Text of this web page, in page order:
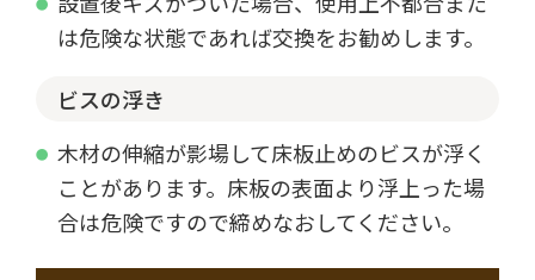
は危険な状態であれば交換をお勧めします。
ビスの浮き
木材の伸縮が影場して床板止めのビスが浮く
ことがあります。床板の表面より浮上った場
合は危険ですので締めなおしてください。